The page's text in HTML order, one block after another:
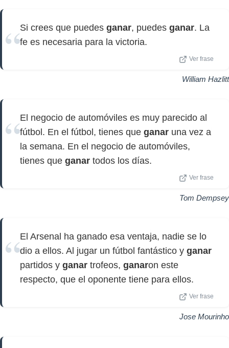
Si crees que puedes ganar, puedes ganar. La
fe es necesaria para la victoria.
Ver frase
William Hazlitt
El negocio de automóviles es muy parecido al
fútbol. En el fútbol, tienes que ganar una vez a
la semana. En el negocio de automóviles,
tienes que ganar todos los días.
Ver frase
Tom Dempsey
El Arsenal ha ganado esa ventaja, nadie se lo
dio a ellos. Al jugar un fútbol fantástico y ganar
partidos y ganar trofeos, ganaron este
respecto, que el oponente tiene para ellos.
Ver frase
Jose Mourinho